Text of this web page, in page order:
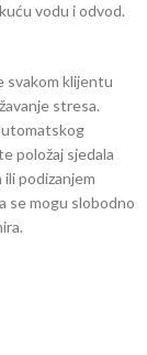
vodu i odvod.
svakom klijentu
stresa.
položaj sjedala
podizanjem
se mogu slobodno